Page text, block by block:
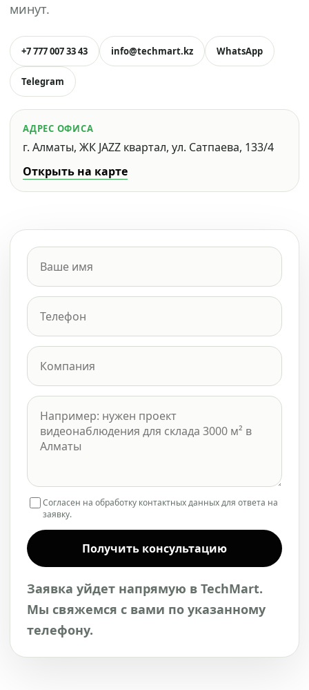
минут.
+7 777 007 33 43 info@techmart.kz WhatsApp
Telegram
АДРЕС ОФИСА
г. Алматы, ЖК JAZZ квартал, ул. Сатпаева, 133/4
Открыть на карте
Согласен на обработку контактных данных для ответа на
заявку.
Получить консультацию
Заявка уйдет напрямую в TechMart.
Мы свяжемся с вами по указанному
телефону.